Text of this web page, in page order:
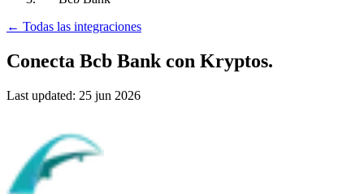
← Todas las integraciones
Conecta Bcb Bank con Kryptos.
Last updated: 25 jun 2026